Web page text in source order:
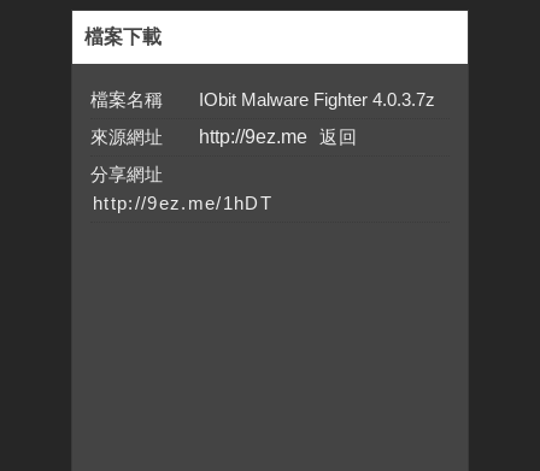
檔案下載
檔案名稱 IObit Malware Fighter 4.0.3.7z
來源網址
http://9ez.me
分享網址